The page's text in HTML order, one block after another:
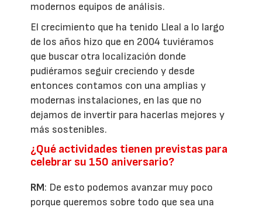
modernos equipos de análisis.
El crecimiento que ha tenido Lleal a lo largo
de los años hizo que en 2004 tuviéramos
que buscar otra localización donde
pudiéramos seguir creciendo y desde
entonces contamos con una amplias y
modernas instalaciones, en las que no
dejamos de invertir para hacerlas mejores y
más sostenibles.
¿Qué actividades tienen previstas para
celebrar su 150 aniversario?
RM: De esto podemos avanzar muy poco
porque queremos sobre todo que sea una